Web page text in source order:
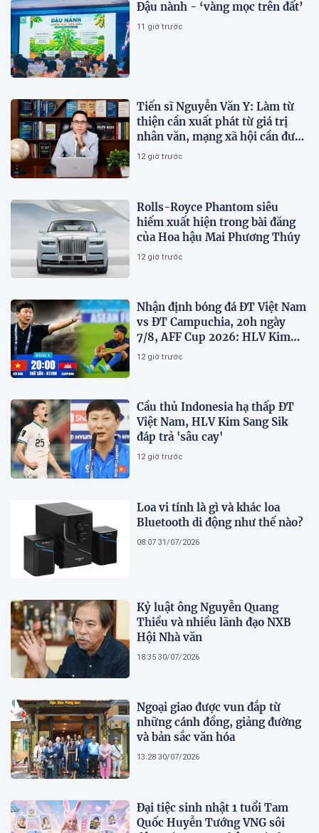
Đậu nành - ‘vàng mọc trên đất’
11 giờ trước
Tiến sĩ Nguyễn Văn Y: Làm từ
thiện cần xuất phát từ giá trị
nhân văn, mạng xã hội cần được
sử dụng bằng văn hóa và trách
12 giờ trước
Rolls-Royce Phantom siêu
hiếm xuất hiện trong bài đăng
của Hoa hậu Mai Phương Thúy
12 giờ trước
Nhận định bóng đá ĐT Việt Nam
vs ĐT Campuchia, 20h ngày
7/8, AFF Cup 2026: HLV Kim
Sang-sik tiết lộ kế hoạch nhân
12 giờ trước
Cầu thủ Indonesia hạ thấp ĐT
Việt Nam, HLV Kim Sang Sik
đáp trả 'sâu cay'
12 giờ trước
Loa vi tính là gì và khác loa
Bluetooth di động như thế nào?
08:07 31/07/2026
Kỷ luật ông Nguyễn Quang
Thiều và nhiều lãnh đạo NXB
Hội Nhà văn
18:35 30/07/2026
Ngoại giao được vun đắp từ
những cánh đồng, giảng đường
và bản sắc văn hóa
13:28 30/07/2026
Đại tiệc sinh nhật 1 tuổi Tam
Quốc Huyễn Tướng VNG sôi